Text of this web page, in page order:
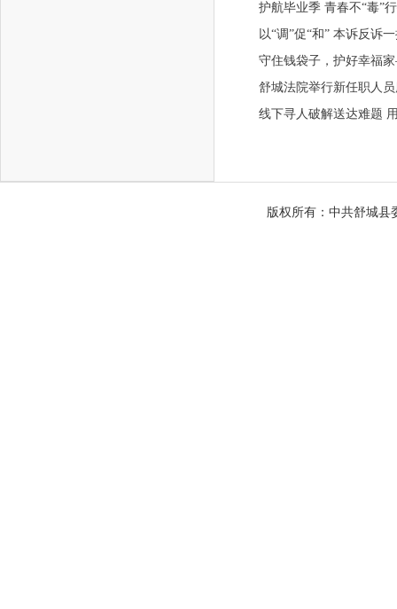
护航毕业季 青春不“毒”
以“调”促“和” 本诉反诉
守住钱袋子，护好幸福
舒城法院举行新任职人
线下寻人破解送达难题
版权所有：中共舒城